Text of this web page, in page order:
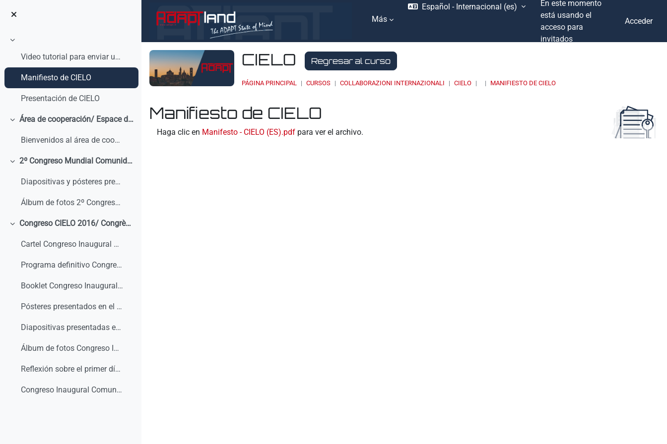
Más
Español - Internacional ‎(es)‎
En este momento
está usando el
acceso para
invitados
Acceder
Colapsar
Video tutorial para enviar un mensaje en el foro C...
Manifiesto de CIELO
Presentación de CIELO
Colapsar
Área de cooperación/ Espace de coopération
Bienvenidos al área de cooperación de CIELO. Pue...
Colapsar
2º Congreso Mundial Comunidad CIELO Laboral
Diapositivas y pósteres presentados en el 2º Congreso Mundial Comunidad CIELO Laboral
Álbum de fotos 2º Congreso Mundial Comunidad CIELO Laboral
Colapsar
Congreso CIELO 2016/ Congrès CIELO
Cartel Congreso Inaugural Comunidad CIELO 2016
Programa definitivo Congreso Inaugural Comunidad CIELO
Booklet Congreso Inaugural Comunidad CIELO
Pósteres presentados en el Congreso Inaugural de la Comunidad CIELO
Diapositivas presentadas en el Congreso Inaugural de la Comunidad CIELO
Álbum de fotos Congreso Inaugural Comunidad CIELO
Reflexión sobre el primer día en la RTP1 - Congreso Inaugural Cielo Laboral
Congreso Inaugural Comunidad CIELO 2016- RTP3
CIELO Regresar al curso
PÁGINA PRINCIPAL CURSOS COLLABORAZIONI INTERNAZIONALI CIELO MANIFIESTO DE CIELO
Manifiesto de CIELO
Requisitos de finalización
Haga clic en Manifesto - CIELO (ES).pdf para ver el archivo.